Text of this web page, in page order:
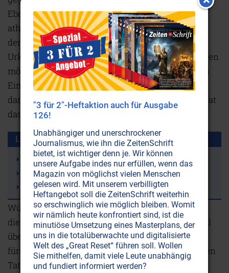
Ebenen. Es ist daher einigermaßen riskant, heute
atheistisch zu sein. Denn wer nicht für Gott - oder
den Schöpfer, oder die Kosmische
Urkraft/Intelligenz, oder wie immer man sie nennen
möchte - ist, der wird unbewußt zu einem offenen
Eimer für die Jauche der ‚anderen Seite'. Wenn er
dann in der Welt nur Modergeruch wahrnimmt, hat
das mit ihm selbst zu tun.
Lesen Sie auch diese Artikel:
"Nicht ich, sondern Gott in mir"
Gott klingelt, und keiner nimmt ab
Die Zukunft der Menschheit: Wahre Bruderschaft
Wüßten die Weltverschwörer, daß es nicht nur
dieses eine Leben gibt, sie würden es sich zweimal
überlegen, sich so schlechte Lebensbedingungen
fürs nächste Leben zu schaffen, wie sie es mit ihren
Taten tun. Ignoranz und Unwissenheit sind eben
"3 für 2"-Heftaktion auch für Ausgabe
126!
Unabhängiger und unerschrockener
Journalismus, wie ihn die ZeitenSchrift
bietet, ist wichtiger denn je. Wir können
unsere Aufgabe indes nur erfüllen, wenn das
Magazin von möglichst vielen Menschen
gelesen wird. Mit unserem verbilligten
Heftangebot soll die ZeitenSchrift weiterhin
so erschwinglich wie möglich bleiben. Womit
wir nämlich heute konfrontiert sind, ist die
minutiöse Umsetzung eines Masterplans, der
uns in die totalüberwachte und digitalisierte
Welt des „Great Reset“ führen soll. Wollen
Sie mithelfen, damit viele Leute unabhängig
und fundiert informiert werden?